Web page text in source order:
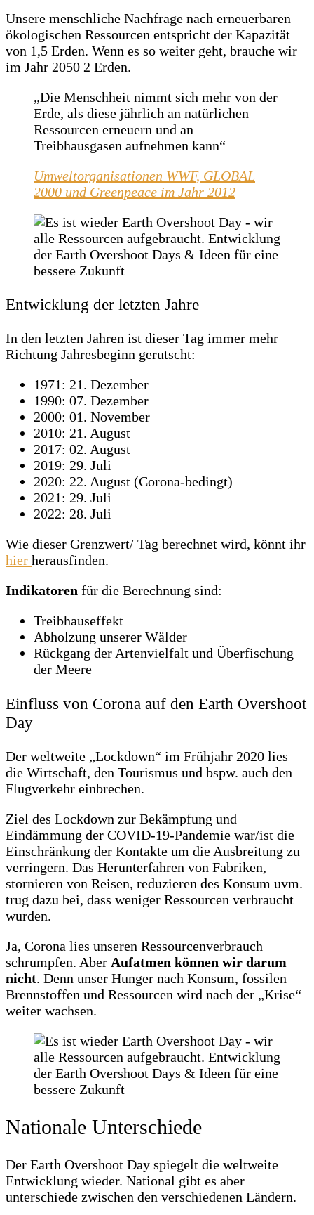
Unsere menschliche Nachfrage nach erneuerbaren
ökologischen Ressourcen entspricht der Kapazität
von 1,5 Erden. Wenn es so weiter geht, brauche wir
im Jahr 2050 2 Erden.
„Die Menschheit nimmt sich mehr von der
Erde, als diese jährlich an natürlichen
Ressourcen erneuern und an
Treibhausgasen aufnehmen kann“
Umweltorganisationen WWF, GLOBAL
2000 und Greenpeace im Jahr 2012
Entwicklung der letzten Jahre
In den letzten Jahren ist dieser Tag immer mehr
Richtung Jahresbeginn gerutscht:
1971: 21. Dezember
1990: 07. Dezember
2000: 01. November
2010: 21. August
2017: 02. August
2019: 29. Juli
2020: 22. August (Corona-bedingt)
2021: 29. Juli
2022: 28. Juli
Wie dieser Grenzwert/ Tag berechnet wird, könnt ihr
hier herausfinden.
Indikatoren für die Berechnung sind:
Treibhauseffekt
Abholzung unserer Wälder
Rückgang der Artenvielfalt und Überfischung
der Meere
Einfluss von Corona auf den Earth Overshoot
Day
Der weltweite „Lockdown“ im Frühjahr 2020 lies
die Wirtschaft, den Tourismus und bspw. auch den
Flugverkehr einbrechen.
Ziel des Lockdown zur Bekämpfung und
Eindämmung der COVID-19-Pandemie war/ist die
Einschränkung der Kontakte um die Ausbreitung zu
verringern. Das Herunterfahren von Fabriken,
stornieren von Reisen, reduzieren des Konsum uvm.
trug dazu bei, dass weniger Ressourcen verbraucht
wurden.
Ja, Corona lies unseren Ressourcenverbrauch
schrumpfen. Aber Aufatmen können wir darum
nicht. Denn unser Hunger nach Konsum, fossilen
Brennstoffen und Ressourcen wird nach der „Krise“
weiter wachsen.
Nationale Unterschiede
Der Earth Overshoot Day spiegelt die weltweite
Entwicklung wieder. National gibt es aber
unterschiede zwischen den verschiedenen Ländern.